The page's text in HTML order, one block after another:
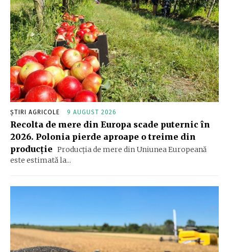
ȘTIRI AGRICOLE 9 AUGUST 2026
Recolta de mere din Europa scade puternic în
2026. Polonia pierde aproape o treime din
producție Producția de mere din Uniunea Europeană
este estimată la...